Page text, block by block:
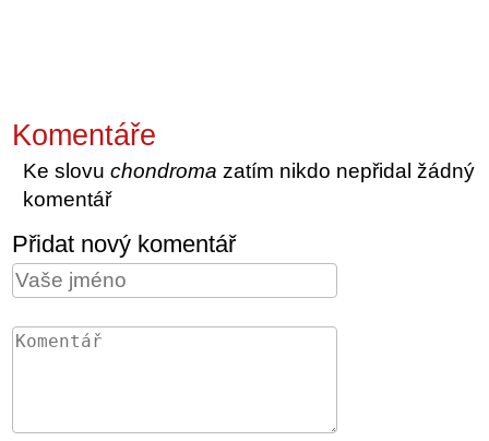
Komentáře
Ke slovuchondroma zatím nikdo nepřidal žádný
komentář
Přidat nový komentář